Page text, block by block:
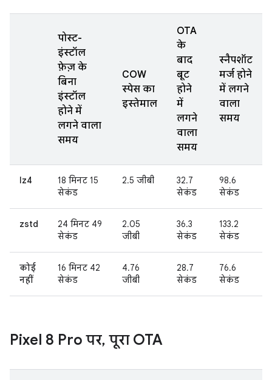
पोस्ट-
इंस्टॉल
फ़ेज़ के
बिना
इंस्टॉल
होने में
लगने वाला
समय
COW
स्पेस का
इस्तेमाल
OTA
के
बाद
बूट
होने
में
लगने
वाला
समय
स्नैपशॉट
मर्ज होने
में लगने
वाला
समय
lz4
18 मिनट 15
सेकंड
2.5 जीबी
32.7
सेकंड
98.6
सेकंड
zstd
24 मिनट 49
सेकंड
2.05
जीबी
36.3
सेकंड
133.2
सेकंड
कोई
नहीं
16 मिनट 42
सेकंड
4.76
जीबी
28.7
सेकंड
76.6
सेकंड
Pixel 8 Pro पर, पूरा OTA